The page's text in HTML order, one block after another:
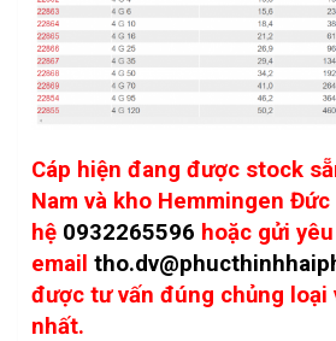
Cáp hiện đang được stock
Nam và kho Hemmingen
hệ 0932265596 hoặc gửi
email
được tư vấn đúng chủng loại
nhất.